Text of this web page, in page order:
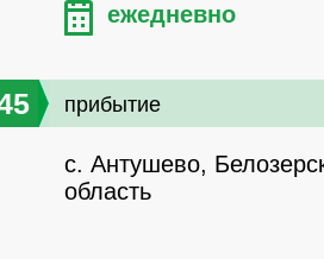
ежедневно
прибытие
с. Антушево,
область